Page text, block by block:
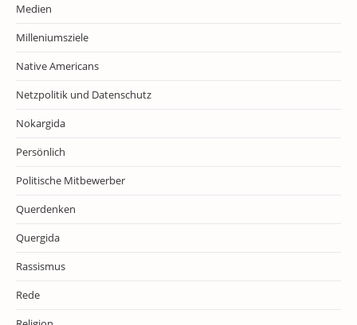
Medien
Milleniumsziele
Native Americans
Netzpolitik und Datenschutz
Nokargida
Persönlich
Politische Mitbewerber
Querdenken
Quergida
Rassismus
Rede